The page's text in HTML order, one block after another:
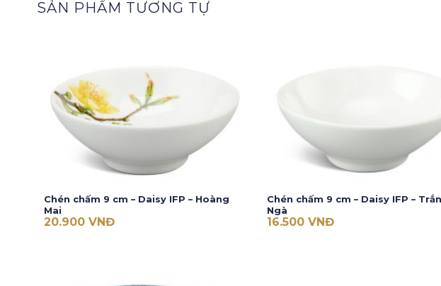
SẢN PHẨM TƯƠNG TỰ
Chén chấm 9 cm – Daisy IFP – Hoàng
Mai
20.900 VNĐ
Chén chấm 9 cm – Daisy IFP –
Ngà
16.500 VNĐ